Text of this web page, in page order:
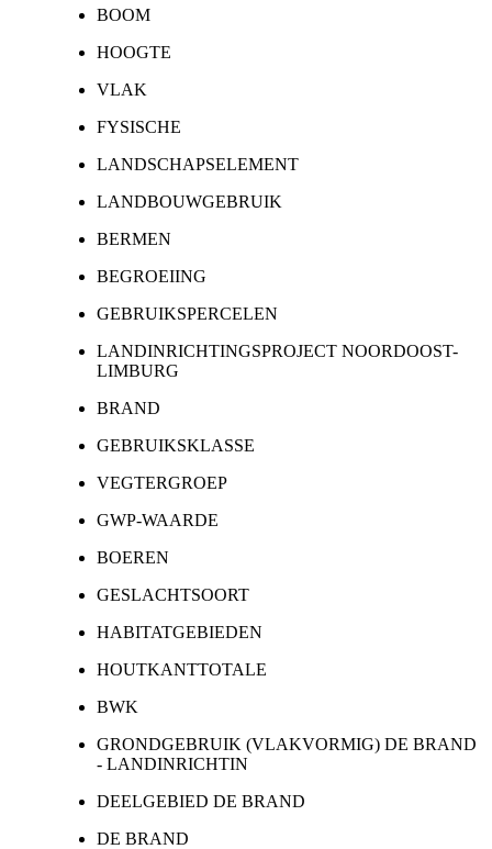
BOOM
HOOGTE
VLAK
FYSISCHE
LANDSCHAPSELEMENT
LANDBOUWGEBRUIK
BERMEN
BEGROEIING
GEBRUIKSPERCELEN
LANDINRICHTINGSPROJECT NOORDOOST-
LIMBURG
BRAND
GEBRUIKSKLASSE
VEGTERGROEP
GWP-WAARDE
BOEREN
GESLACHTSOORT
HABITATGEBIEDEN
HOUTKANTTOTALE
BWK
GRONDGEBRUIK (VLAKVORMIG) DE BRAND
- LANDINRICHTIN
DEELGEBIED DE BRAND
DE BRAND